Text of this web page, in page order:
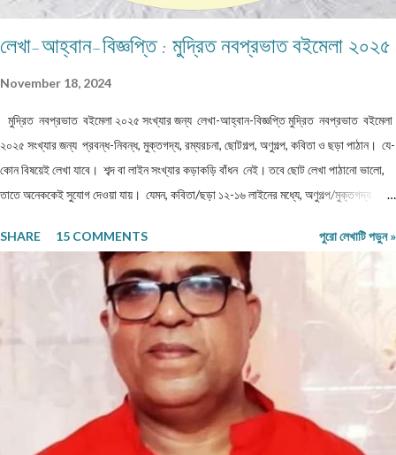
লেখা-আহ্বান-বিজ্ঞপ্তি : মুদ্রিত নবপ্রভাত বইমেলা ২০২৫
November 18, 2024
মুদ্রিত নবপ্রভাত বইমেলা ২০২৫ সংখ্যার জন্য লেখা-আহ্বান-বিজ্ঞপ্তি মুদ্রিত নবপ্রভাত বইমেলা
২০২৫ সংখ্যার জন্য প্রবন্ধ-নিবন্ধ, মুক্তগদ্য, রম্যরচনা, ছোটগল্প, অণুগল্প, কবিতা ও ছড়া পাঠান। যে-
কোন বিষয়েই লেখা যাবে। শব্দ বা লাইন সংখ্যার কড়াকড়ি বাঁধন নেই। তবে ছোট লেখা পাঠানো ভালো,
তাতে অনেককেই সুযোগ দেওয়া যায়। যেমন, কবিতা/ছড়া ১২-১৬ লাইনের মধ্যে, অণুগল্প/মুক্তগদ্য
বাঁধন 'অবশ্যমান্য' নয়। সম্পূর্ণ অপ্রকাশিত লেখা পাঠাতে হবে। মনোনয়নের সুবিধার্থে একাধিক লেখা
পাঠানো ভালো। তবে একই মেলেই দেবেন। একজন ব্যক্তি একান্ত প্রয়োজন ছাড়া একাধিক মেল করবেন
না। লেখা মেলবডিতে টাইপ বা পেস্ট করে পাঠাবেন। word ফাইলে পাঠানো যেতে পারে। লেখার সঙ্গে
দেবেন নিজের নাম, ঠিকানা এবং ফোন ও whatsapp নম্বর। (ছবি দেওয়ার দরকার নেই।) ১) মেলের
সাবজেক্ট লাইনে লিখবেন 'মুদ্রিত নবপ্রভাত বইমেলা সংখ্যা ২০২৬-এর জন্য'। ২) বানানের দিকে বিশেষ
SHARE 15 COMMENTS পুরো লেখাটি পড়ুন »